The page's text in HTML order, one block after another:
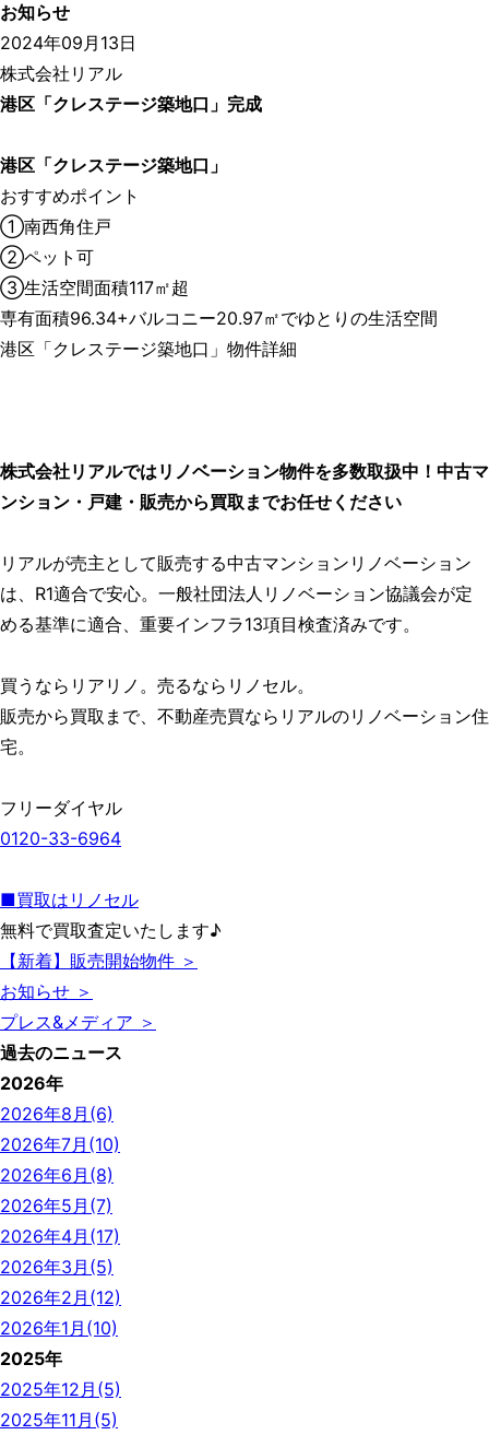
お知らせ
2024年09月13日
株式会社リアル
港区「クレステージ築地口」完成
港区「クレステージ築地口」
おすすめポイント
①南西角住戸
②ペット可
③生活空間面積117㎡超
専有面積96.34+バルコニー20.97㎡でゆとりの生活空間
港区「クレステージ築地口」物件詳細
株式会社リアルではリノベーション物件を多数取扱中！中古マ
ンション・戸建・販売から買取までお任せください
リアルが売主として販売する中古マンションリノベーション
は、R1適合で安心。一般社団法人リノベーション協議会が定
める基準に適合、重要インフラ13項目検査済みです。
買うならリアリノ。売るならリノセル。
販売から買取まで、不動産売買ならリアルのリノベーション住
宅。
フリーダイヤル
0120-33-6964
■買取はリノセル
無料で買取査定いたします♪
【新着】販売開始物件 ＞
お知らせ ＞
プレス&メディア ＞
過去のニュース
2026年
2026年8月(6)
2026年7月(10)
2026年6月(8)
2026年5月(7)
2026年4月(17)
2026年3月(5)
2026年2月(12)
2026年1月(10)
2025年
2025年12月(5)
2025年11月(5)